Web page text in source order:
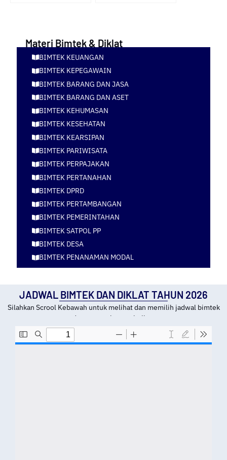
Materi Bimtek & Diklat
BIMTEK KEUANGAN
BIMTEK KEPEGAWAIN
BIMTEK BARANG DAN JASA
BIMTEK BARANG DAN ASET
BIMTEK KEHUMASAN
BIMTEK KESEHATAN
BIMTEK KEARSIPAN
BIMTEK PARIWISATA
BIMTEK PERPAJAKAN
BIMTEK PERTANAHAN
BIMTEK DPRD
BIMTEK PERTAMBANGAN
BIMTEK PEMERINTAHAN
BIMTEK SATPOL PP
BIMTEK DESA
BIMTEK PENANAMAN MODAL
JADWAL BIMTEK DAN DIKLAT TAHUN 2026
Silahkan Scrool Kebawah untuk melihat dan memilih jadwal bimtek
dan tempat kota pelatihan